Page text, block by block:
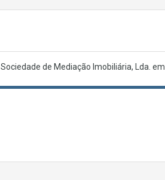
de Mediação Imobiliária, Lda. em